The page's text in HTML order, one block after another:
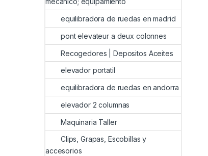
equilibradora de ruedas en madrid
pont elevateur a deux colonnes
Recogedores | Depositos Aceites
elevador portatil
equilibradora de ruedas en andorra
elevador 2 columnas
Maquinaria Taller
Clips, Grapas, Escobillas y
accesorios